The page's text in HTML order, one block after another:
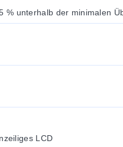
% unterhalb der minimalen
LCD